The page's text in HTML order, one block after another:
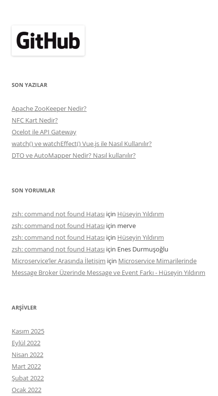
SON YAZILAR
Apache ZooKeeper Nedir?
NFC Kart Nedir?
Ocelot ile API Gateway
watch() ve watchEffect() Vue.js ile Nasıl Kullanılır?
DTO ve AutoMapper Nedir? Nasıl kullanılır?
SON YORUMLAR
zsh: command not found Hatası için Hüseyin Yıldırım
zsh: command not found Hatası için merve
zsh: command not found Hatası için Hüseyin Yıldırım
zsh: command not found Hatası için Enes Durmuşoğlu
Microservice’ler Arasında İletişim için Microservice Mimarilerinde
Message Broker Üzerinde Message ve Event Farkı - Hüseyin Yıldırım
ARŞIVLER
Kasım 2025
Eylül 2022
Nisan 2022
Mart 2022
Şubat 2022
Ocak 2022